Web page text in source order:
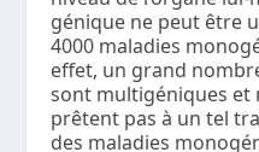
génique ne peut être
4000 maladies
effet, un grand
sont multigéniques et
prêtent pas à un tel
des maladies